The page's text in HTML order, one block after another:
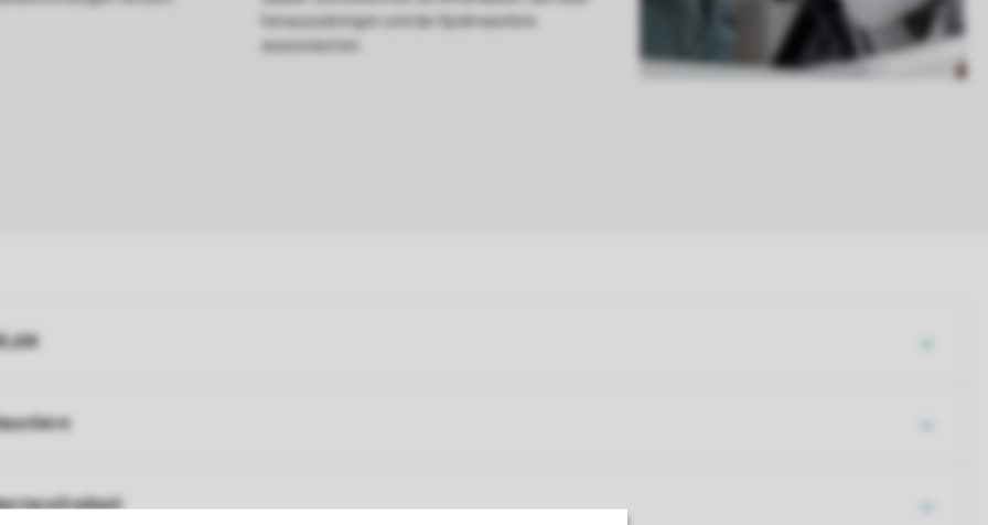
herauszubringen und die Spülmaschine
auszuräumen.